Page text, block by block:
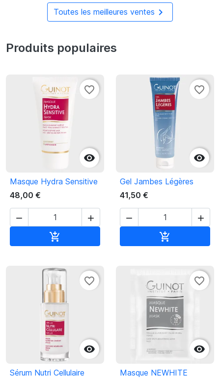
Toutes les meilleures ventes 
Produits populaires

favorite_border
Masque Hydra Sensitive
48,00 €
 


favorite_border
Gel Jambes Légères
41,50 €
 


favorite_border
Sérum Nutri Cellulaire

favorite_border
Masque NEWHITE